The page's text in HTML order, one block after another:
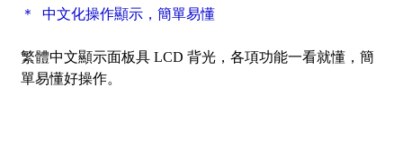
＊ 中文化操作顯示，簡單易懂
繁體中文顯示面板具 LCD 背光，各項功能一看就懂，簡
單易懂好操作。